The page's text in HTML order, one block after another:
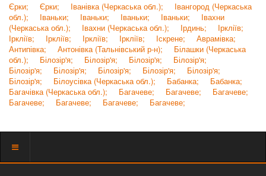
Єрки; Єрки; Іванівка (Черкаська обл.);
Івангород (Черкаська
обл.);
Іваньки; Іваньки; Іваньки; Іваньки;
Івахни
(Черкаська обл.);
Івахни (Черкаська обл.); Ірдинь;
Іркліїв;
Іркліїв;
Іркліїв; Іркліїв; Іркліїв; Іскрене;
Аврамівка;
Антипівка;
Антонівка (Тальнівський р-н);
Білашки (Черкаська
обл.);
Білозір'я; Білозір'я; Білозір'я;
Білозір'я;
Білозір'я;
Білозір'я; Білозір'я; Білозір'я;
Білозір'я;
Білозір'я;
Білоусівка (Черкаська обл.); Бабанка;
Бабанка;
Багачівка (Черкаська обл.);
Багачеве; Багачеве;
Багачеве;
Багачеве;
Багачеве; Багачеве; Багачеве;
Показать